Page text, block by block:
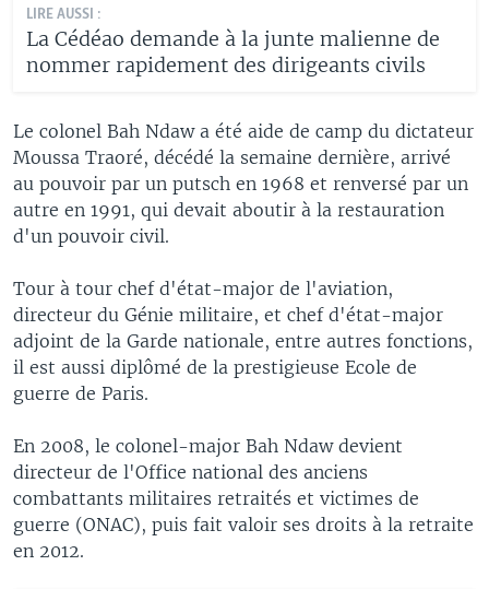
LIRE AUSSI :
La Cédéao demande à la junte malienne de
nommer rapidement des dirigeants civils
Le colonel Bah Ndaw a été aide de camp du dictateur
Moussa Traoré, décédé la semaine dernière, arrivé
au pouvoir par un putsch en 1968 et renversé par un
autre en 1991, qui devait aboutir à la restauration
d'un pouvoir civil.
Tour à tour chef d'état-major de l'aviation,
directeur du Génie militaire, et chef d'état-major
adjoint de la Garde nationale, entre autres fonctions,
il est aussi diplômé de la prestigieuse Ecole de
guerre de Paris.
En 2008, le colonel-major Bah Ndaw devient
directeur de l'Office national des anciens
combattants militaires retraités et victimes de
guerre (ONAC), puis fait valoir ses droits à la retraite
en 2012.